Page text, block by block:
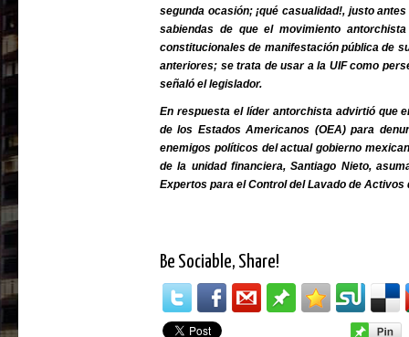
segunda ocasión; ¡qué casualidad!, justo
sabiendas de que el movimiento
constitucionales de manifestación pública de
anteriores; se trata de usar a la UIF como
señaló el legislador.
En respuesta el líder antorchista advirtió que
de los Estados Americanos (OEA) para
enemigos políticos del actual gobierno
de la unidad financiera, Santiago Nieto,
Expertos para el Control del Lavado de Activos
Be Sociable, Share!